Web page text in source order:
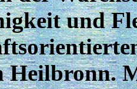
und
Heilbronn.